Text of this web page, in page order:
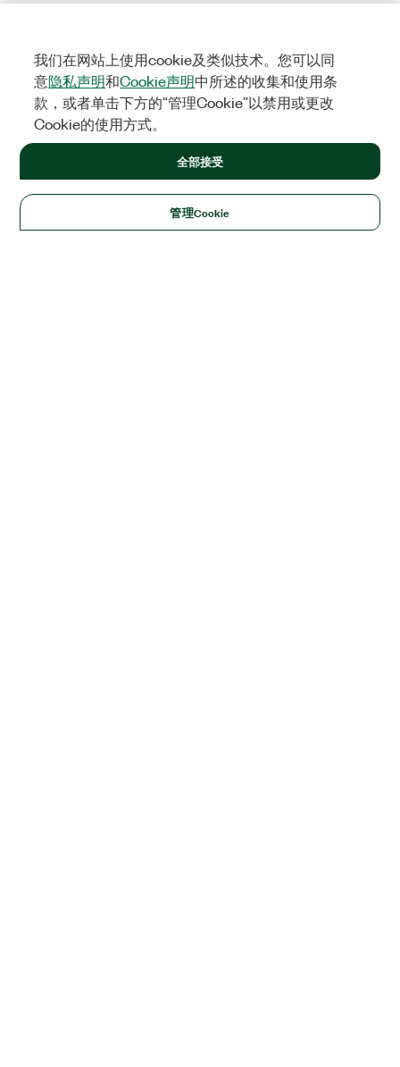
我们在网站上使用cookie及类似技术。您可以同
意隐私声明和Cookie声明中所述的收集和使用条
款，或者单击下方的“管理Cookie”以禁用或更改
Cookie的使用方式。
管理Cookie
全部接受